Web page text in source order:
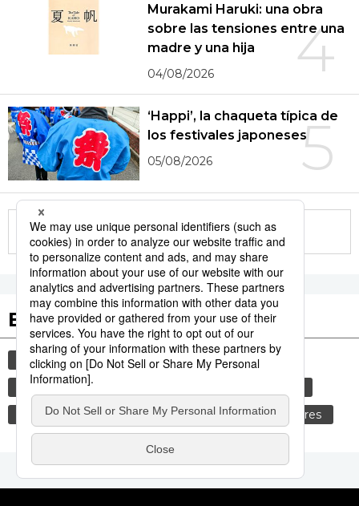
4
Murakami Haruki: una obra
sobre las tensiones entre una
madre y una hija
04/08/2026
5
‘Happi’, la chaqueta típica de
los festivales japoneses
05/08/2026
More in this series
Etiquetas destacadas
cultura gastronomía
comida
gastronomía japonesa
alimentos tradiciones costumbres